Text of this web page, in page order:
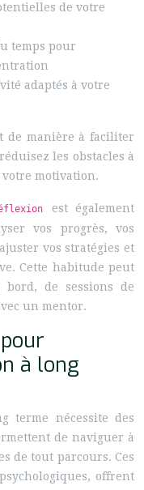
de votre
temps pour
adaptés à votre
de manière à faciliter
les obstacles à
motivation.
est également
vos progrès, vos
vos stratégies et
Cette habitude peut
de sessions de
un mentor.
à long
terme nécessite des
de naviguer à
de tout parcours. Ces
offrent